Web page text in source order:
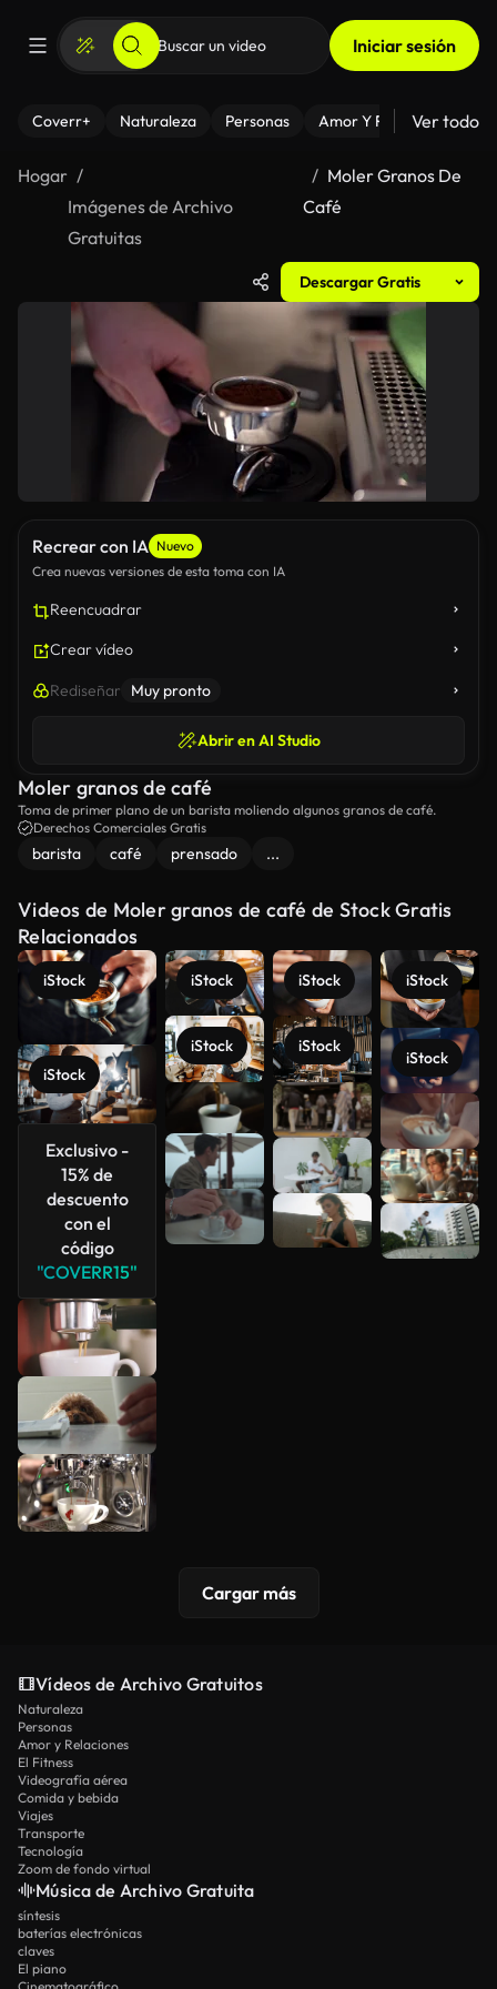
Iniciar sesión
Coverr+ Naturaleza Personas Amor Y Relaciones
Ver todo
Hogar
Imágenes de Archivo
Gratuitas
Moler Granos De
Café
Descargar Gratis
Recrear con IA Nuevo
Crea nuevas versiones de esta toma con IA
Reencuadrar
Crear vídeo
Rediseñar Muy pronto
Abrir en AI Studio
Moler granos de café
Toma de primer plano de un barista moliendo algunos granos de café.
Derechos Comerciales Gratis
barista café prensado ...
Videos de Moler granos de café de Stock Gratis
Relacionados
iStock
iStock
Exclusivo -
15% de
descuento
con el
código
"COVERR15"
iStock
iStock
iStock
iStock
iStock
iStock
Ver más
Cargar más
Vídeos de Archivo Gratuitos
Naturaleza
Personas
Amor y Relaciones
El Fitness
Videografía aérea
Comida y bebida
Viajes
Transporte
Tecnología
Zoom de fondo virtual
Música de Archivo Gratuita
síntesis
baterías electrónicas
claves
El piano